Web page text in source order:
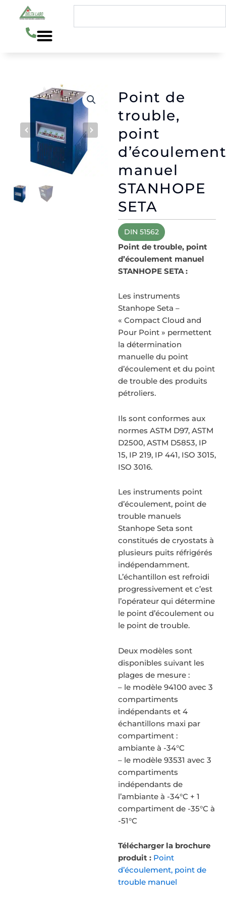
contenu
Point de
trouble,
point
d’écoulement
manuel
STANHOPE
SETA
DIN 51562
Point de trouble, point
d’écoulement manuel
STANHOPE SETA :
Les instruments
Stanhope Seta –
« Compact Cloud and
Pour Point » permettent
la détermination
manuelle du point
d’écoulement et du point
de trouble des produits
pétroliers.
Ils sont conformes aux
normes ASTM D97, ASTM
D2500, ASTM D5853, IP
15, IP 219, IP 441, ISO 3015,
ISO 3016.
Les instruments point
d’écoulement, point de
trouble manuels
Stanhope Seta sont
constitués de cryostats à
plusieurs puits réfrigérés
indépendamment.
L’échantillon est refroidi
progressivement et c’est
l’opérateur qui détermine
le point d’écoulement ou
le point de trouble.
Deux modèles sont
disponibles suivant les
plages de mesure :
– le modèle 94100 avec 3
compartiments
indépendants et 4
échantillons maxi par
compartiment :
ambiante à -34°C
– le modèle 93531 avec 3
compartiments
indépendants de
l’ambiante à -34°C + 1
compartiment de -35°C à
-51°C
Télécharger la brochure
produit : Point
d’écoulement, point de
trouble manuel